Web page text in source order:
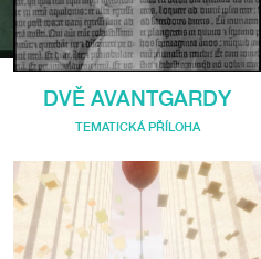
DVĚ AVANTGARDY
TEMATICKÁ PŘÍLOHA